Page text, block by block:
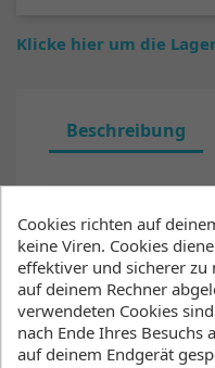
Klicke hier um die
Beschreibung
Der IONIC Hoodie
Klassiker mit
Gefertigt aus 100
weicher Innenseite
Komfort für jeden
Logo‑Print auf der
minimal und
Cookies richten auf
keine Viren. Cookies
effektiver und sicherer zu
auf deinem Rechner
verwendeten Cookies
nach Ende Ihres
auf deinem Endgerät